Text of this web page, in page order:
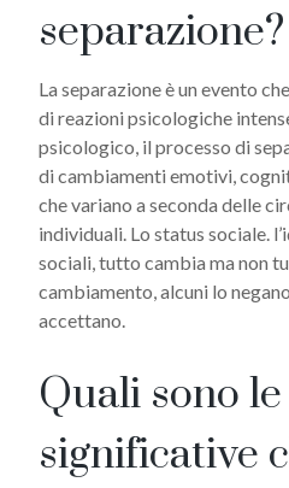
separazione?
La separazione è un evento
di reazioni psicologiche
psicologico, il processo di
di cambiamenti emotivi,
che variano a seconda delle
individuali. Lo status sociale.
sociali, tutto cambia ma non
cambiamento, alcuni lo
accettano.
Quali sono
significative